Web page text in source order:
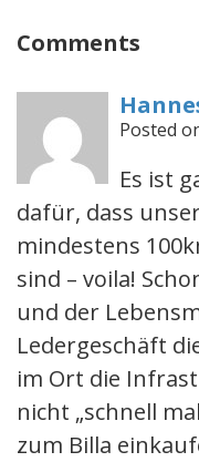
Comments
Posted
Es ist
dafür, dass
mindestens
sind – voila!
und der
Ledergeschäft
im Ort die
nicht „schnell
zum Billa